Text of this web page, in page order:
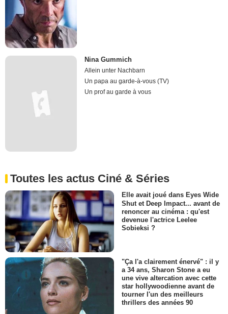
Nina Gummich
Allein unter Nachbarn
Un papa au garde-à-vous (TV)
Un prof au garde à vous
Toutes les actus Ciné & Séries
Elle avait joué dans Eyes Wide
Shut et Deep Impact... avant de
renoncer au cinéma : qu'est
devenue l'actrice Leelee
Sobieksi ?
"Ça l'a clairement énervé" : il y
a 34 ans, Sharon Stone a eu
une vive altercation avec cette
star hollywoodienne avant de
tourner l'un des meilleurs
thrillers des années 90